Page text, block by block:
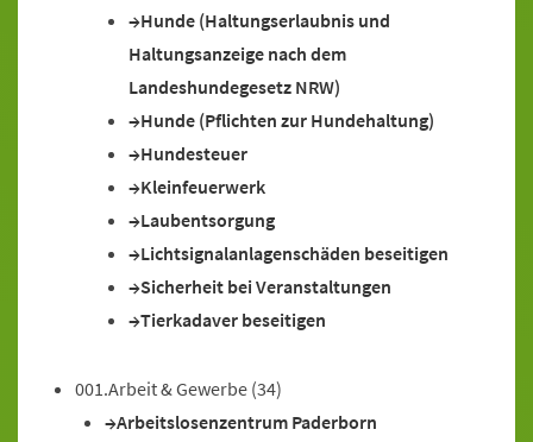
Hunde (Haltungserlaubnis und
Haltungsanzeige nach dem
Landeshundegesetz NRW)
Hunde (Pflichten zur Hundehaltung)
Hundesteuer
Kleinfeuerwerk
Laubentsorgung
Lichtsignalanlagenschäden beseitigen
Sicherheit bei Veranstaltungen
Tierkadaver beseitigen
001.Arbeit & Gewerbe (34)
Arbeitslosenzentrum Paderborn